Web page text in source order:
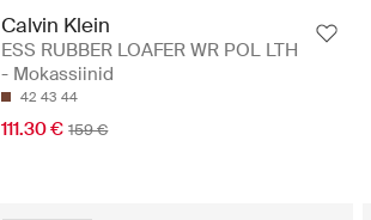
Calvin Klein
ESS RUBBER LOAFER WR POL LTH
- Mokassiinid
42 43 44
111.30 € 159 €